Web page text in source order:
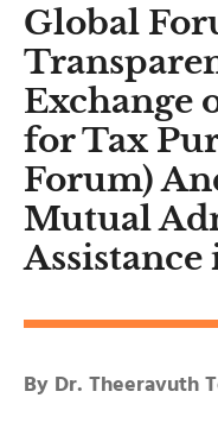
Global
Exchange
for Tax
Forum)
Mutual
By Dr. Theeravuth